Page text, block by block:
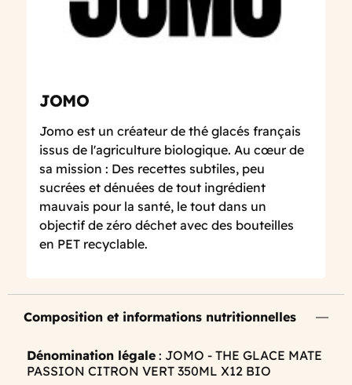
JOMO
Jomo est un créateur de thé glacés français
issus de l'agriculture biologique. Au cœur de
sa mission : Des recettes subtiles, peu
sucrées et dénuées de tout ingrédient
mauvais pour la santé, le tout dans un
objectif de zéro déchet avec des bouteilles
en PET recyclable.
Composition et informations nutritionnelles
Dénomination légale : JOMO - THE GLACE MATE
PASSION CITRON VERT 350ML X12 BIO